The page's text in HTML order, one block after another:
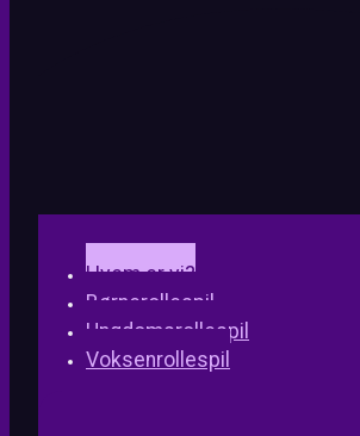
Hvem er vi?
Børnerollespil
Ungdomsrollespil
Voksenrollespil